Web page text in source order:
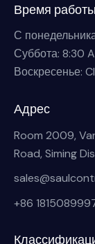
Время работы
С
Суббота: 8:30
Воскресенье:
Адрес
Room 2009,
Road, Siming
+86